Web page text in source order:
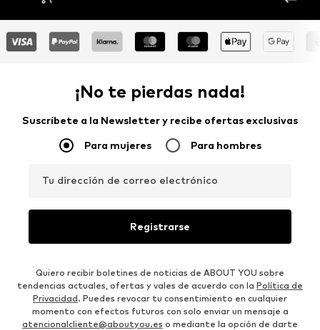
¡No te pierdas nada!
Suscríbete a la Newsletter y recibe ofertas exclusivas
Para mujeres Para hombres
Tu dirección de correo electrónico
Registrarse
Quiero recibir boletines de noticias de ABOUT YOU sobre
tendencias actuales, ofertas y vales de acuerdo con la Política de
Privacidad. Puedes revocar tu consentimiento en cualquier
momento con efectos futuros con solo enviar un mensaje a
atencionalcliente@aboutyou.es o mediante la opción de darte